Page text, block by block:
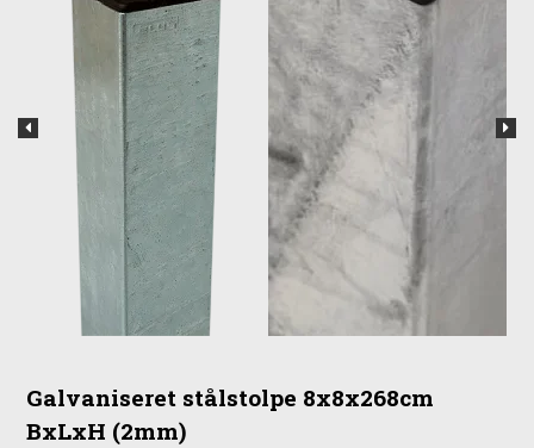
Galvaniseret stålstolpe 8x8x268cm
BxLxH (2mm)